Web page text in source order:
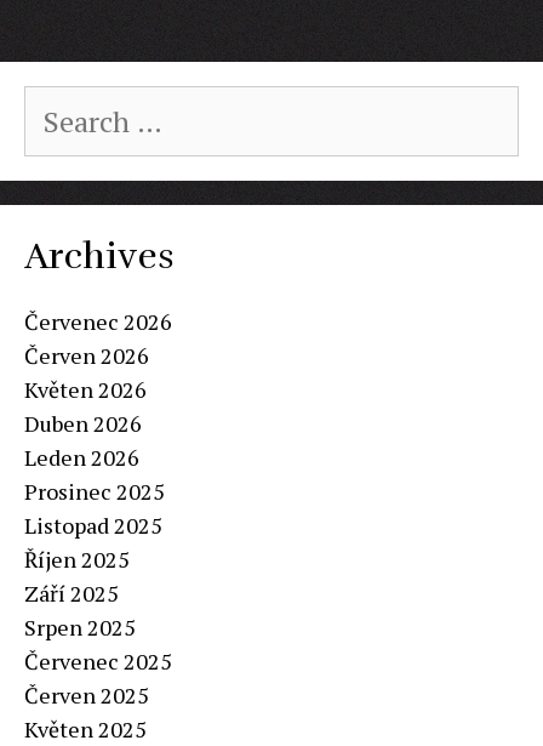
for:
Archives
Červenec 2026
Červen 2026
Květen 2026
Duben 2026
Leden 2026
Prosinec 2025
Listopad 2025
Říjen 2025
Září 2025
Srpen 2025
Červenec 2025
Červen 2025
Květen 2025